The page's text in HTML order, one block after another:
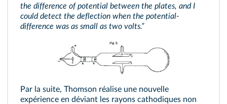
the difference of potential between the plates, and I
could detect the deflection when the potential-
difference was as small as two volts.”
Par la suite, Thomson réalise une nouvelle
expérience en déviant les rayons cathodiques non